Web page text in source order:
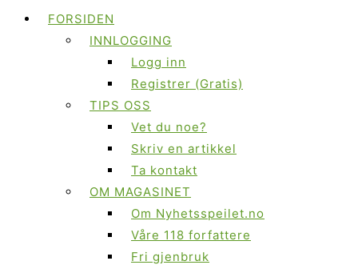
FORSIDEN
INNLOGGING
Logg inn
Registrer (Gratis)
TIPS OSS
Vet du noe?
Skriv en artikkel
Ta kontakt
OM MAGASINET
Om Nyhetsspeilet.no
Våre 118 forfattere
Fri gjenbruk